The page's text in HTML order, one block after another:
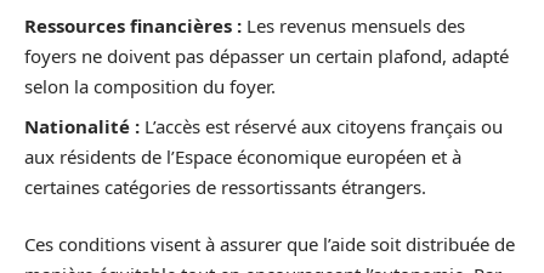
Ressources financières : Les revenus mensuels des
foyers ne doivent pas dépasser un certain plafond, adapté
selon la composition du foyer.
Nationalité : L’accès est réservé aux citoyens français ou
aux résidents de l’Espace économique européen et à
certaines catégories de ressortissants étrangers.
Ces conditions visent à assurer que l’aide soit distribuée de